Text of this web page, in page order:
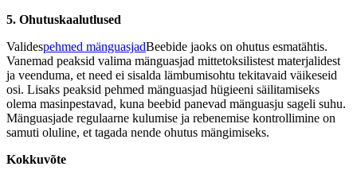
5. Ohutuskaalutlused
Validespehmed mänguasjadBeebide jaoks on ohutus esmatähtis.
Vanemad peaksid valima mänguasjad mittetoksilistest materjalidest
ja veenduma, et need ei sisalda lämbumisohtu tekitavaid väikeseid
osi. Lisaks peaksid pehmed mänguasjad hügieeni säilitamiseks
olema masinpestavad, kuna beebid panevad mänguasju sageli suhu.
Mänguasjade regulaarne kulumise ja rebenemise kontrollimine on
samuti oluline, et tagada nende ohutus mängimiseks.
Kokkuvõte